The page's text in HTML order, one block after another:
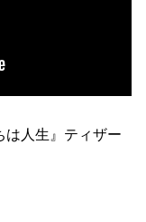
は人生』ティザー